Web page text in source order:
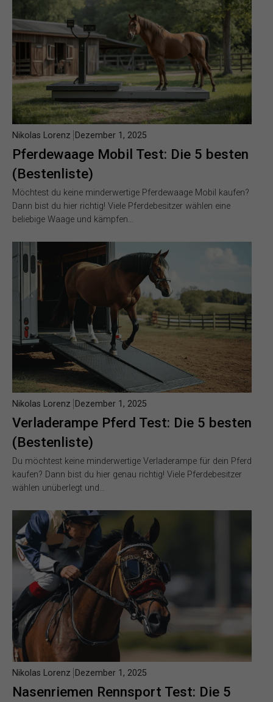
Pferdewaage Mobil Test: Die 5 besten
(Bestenliste)
Nikolas Lorenz Dezember 1, 2025
Möchtest du keine minderwertige Pferdewaage Mobil kaufen?
Dann bist du hier richtig! Viele Pferdebesitzer wählen eine
beliebige Waage und kämpfen…
Verladerampe Pferd Test: Die 5 besten
(Bestenliste)
Nikolas Lorenz Dezember 1, 2025
Du möchtest keine minderwertige Verladerampe für dein Pferd
kaufen? Dann bist du hier genau richtig! Viele Pferdebesitzer
wählen unüberlegt und…
Nasenriemen Rennsport Test: Die 5
Nikolas Lorenz Dezember 1, 2025